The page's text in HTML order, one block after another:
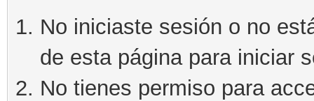
No iniciaste sesión o no
de esta página para iniciar
No tienes permiso para